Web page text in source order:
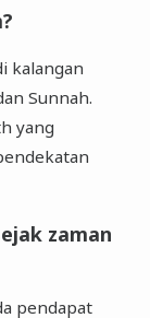
kalangan
Sunnah.
yang
zaman